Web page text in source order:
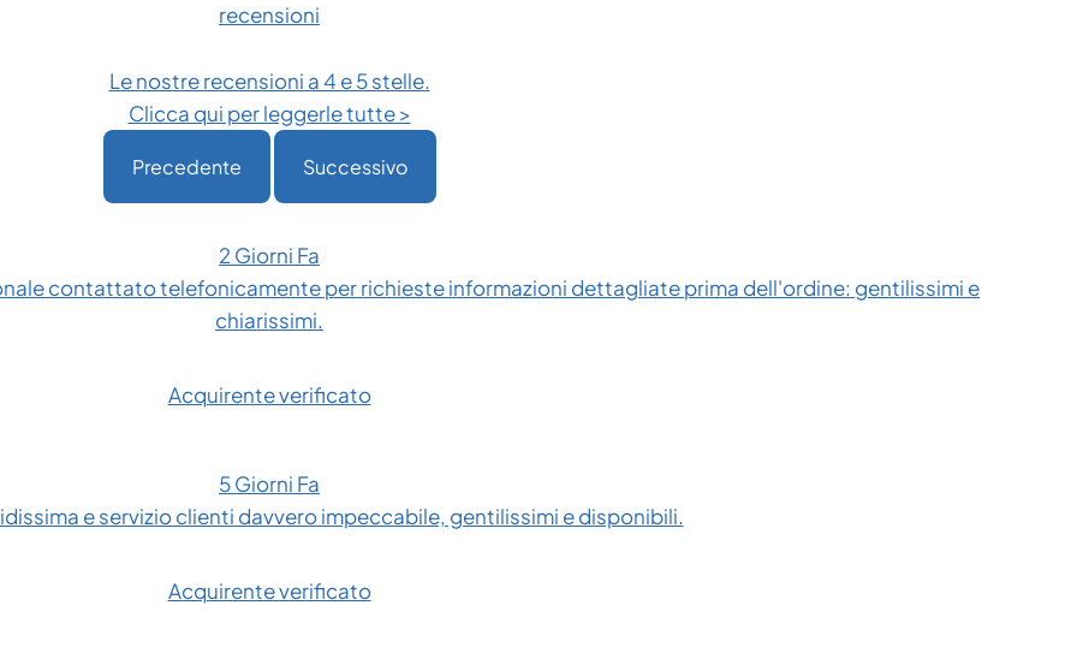
recensioni
Le nostre recensioni a 4 e 5 stelle.
Clicca qui per leggerle tutte >
Precedente Successivo
2 Giorni Fa
contattato telefonicamente per richieste informazioni dettagliate prima dell'ordine: gentilissimi e
chiarissimi.
Acquirente verificato
5 Giorni Fa
e servizio clienti davvero impeccabile, gentilissimi e disponibili.
Acquirente verificato